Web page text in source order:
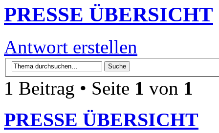
PRESSE ÜBERSICHT
Antwort erstellen
1 Beitrag • Seite 1 von 1
PRESSE ÜBERSICHT